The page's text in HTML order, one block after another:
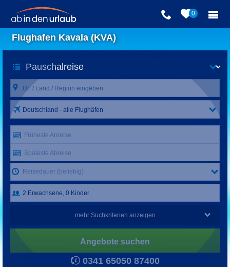
0
Flughafen Kavala (KVA)
Deutschland - alle Flughäfen
Früheste Anreise
Späteste Abreise
Reisedauer (beliebig)
mehr Suchkriterien anzeigen
Angebote suchen
0341 65050 87400